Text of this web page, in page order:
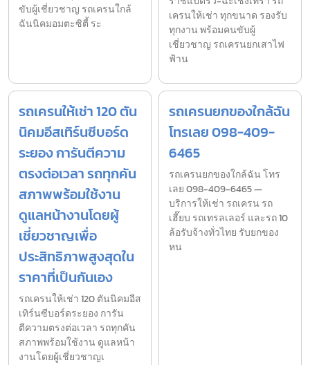
ขับผู้เชี่ยวชาญ รถเครนใกล้
ฉันนิคมอมตะซิตี้ ระ
เครนให้เช่า ทุกขนาด รองรับ
ทุกงาน พร้อมคนขับผู้
เชี่ยวชาญ รถเครนยกเสาไฟ
ฟ้าน
รถเครนให้เช่า 120 ตัน
นิคมอีสเทิร์นซีบอร์ด
ระยอง การันตีความ
ตรงต่อเวลา รถทุกคัน
สภาพพร้อมใช้งาน
ดูแลหน้างานโดยผู้
เชี่ยวชาญเพื่อ
ประสิทธิภาพสูงสุดใน
ราคาที่เป็นกันเอง
รถเครนให้เช่า 120 ตันนิคมอีส
เทิร์นซีบอร์ดระยอง การัน
ตีความตรงต่อเวลา รถทุกคัน
สภาพพร้อมใช้งาน ดูแลหน้า
งานโดยผู้เชี่ยวชาญเ
รถเครนยกของใกล้ฉัน
โทรเลย 098-409-
6465
รถเครนยกของใกล้ฉัน โทร
เลย 098-409-6465 —
บริการให้เช่า รถเครน รถ
เฮี๊ยบ รถเทรลเลอร์ และรถ 10
ล้อรับจ้างทั่วไทย รับยกของ
หน